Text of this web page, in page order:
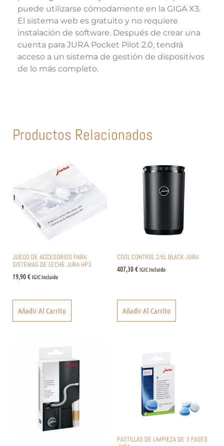
puede utilizarse cómodamente en la GIGA X3.
El sistema web es gratuito y no requiere
instalación de software. Después de crear una
cuenta para JURA Pocket Pilot 2.0, tendrá
acceso a un sistema de gestión de dispositivos
de lo más completo.
Productos Relacionados
JUEGO DE ACCESORIOS PARA
SISTEMAS DE LECHE JURA HP3
19,90€ IGIC Incluido
Añadir Al Carrito
COOL CONTROL 2.5L BLACK JURA
407,30€ IGIC Incluido
Añadir Al Carrito
PASTILLAS DE LIMPIEZA DE 3 FASES